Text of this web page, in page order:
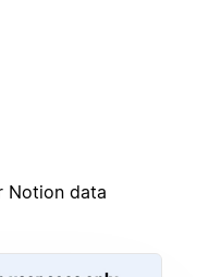
Notion data